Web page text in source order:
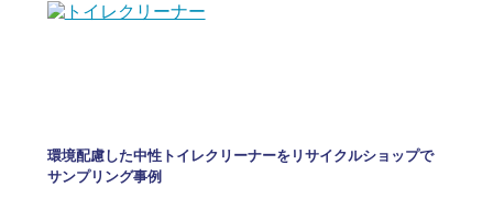
環境配慮した中性トイレクリーナーをリサイクルショップで
サンプリング事例